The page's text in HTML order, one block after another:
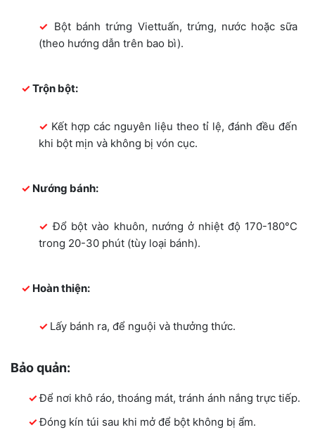
Bột bánh trứng Viettuấn, trứng, nước hoặc sữa
(theo hướng dẫn trên bao bì).
Trộn bột:
Kết hợp các nguyên liệu theo tỉ lệ, đánh đều đến
khi bột mịn và không bị vón cục.
Nướng bánh:
Đổ bột vào khuôn, nướng ở nhiệt độ 170-180°C
trong 20-30 phút (tùy loại bánh).
Hoàn thiện:
Lấy bánh ra, để nguội và thưởng thức.
Bảo quản:
Để nơi khô ráo, thoáng mát, tránh ánh nắng trực tiếp.
Đóng kín túi sau khi mở để bột không bị ẩm.